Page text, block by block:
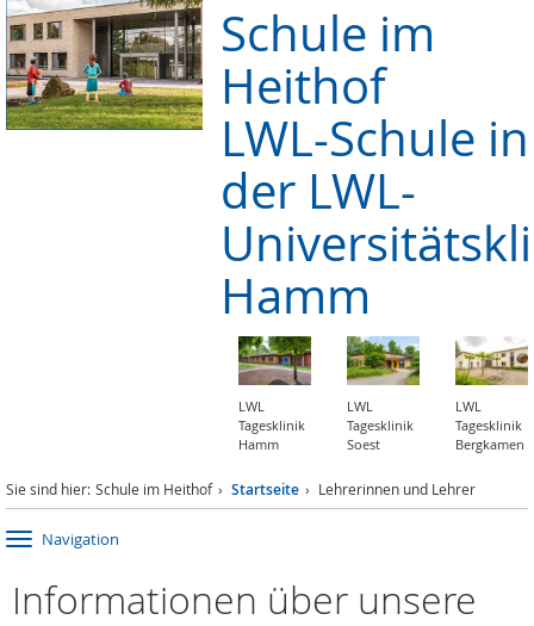
Schule im
Heithof
LWL-Schule in
der LWL-
Hamm
LWL
Tagesklinik
Hamm
LWL
Tagesklinik
Soest
LWL
Tagesklinik
Bergkamen
Sie sind hier: Schule im Heithof Startseite Lehrerinnen und Lehrer
Navigation
Informationen über unsere